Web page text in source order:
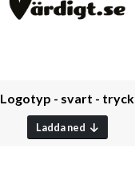
Logotyp - svart - tryck
Ladda ned